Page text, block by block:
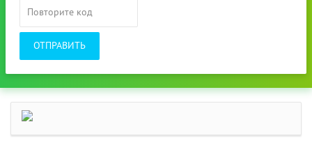
ОТПРАВИТЬ